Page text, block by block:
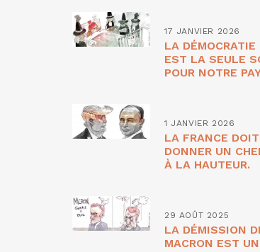
17 JANVIER 2026
LA DÉMOCRATIE
EST LA SEULE
POUR NOTRE
1 JANVIER 2026
LA FRANCE
DONNER UN
À LA HAUTEUR.
29 AOÛT 2025
LA DÉMISSION
MACRON EST